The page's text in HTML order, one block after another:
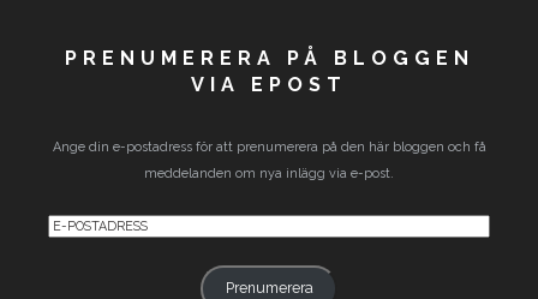
PRENUMERERA PÅ BLOGGEN
VIA EPOST
Ange din e-postadress för att prenumerera på den här bloggen och få
meddelanden om nya inlägg via e-post.
E-
Prenumerera